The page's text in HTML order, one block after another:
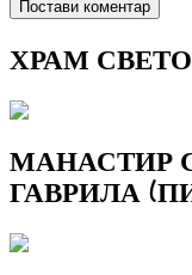
ХРАМ
МАНАСТИР
ГАВРИЛА